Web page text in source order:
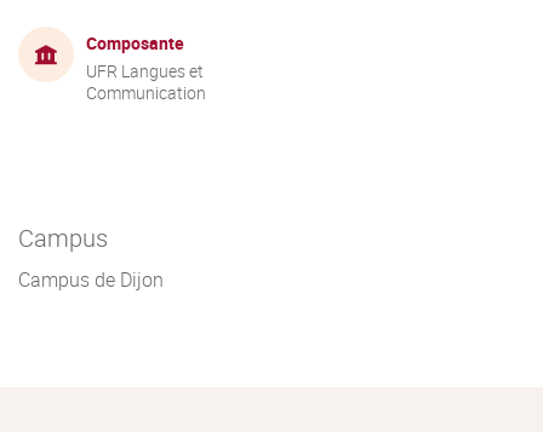
Composante
UFR Langues et
Communication
Campus
Campus de Dijon